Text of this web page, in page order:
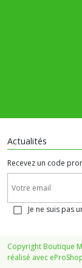
Actualités
Recevez un code
Je ne suis pas
Copyright Boutique
réalisé avec